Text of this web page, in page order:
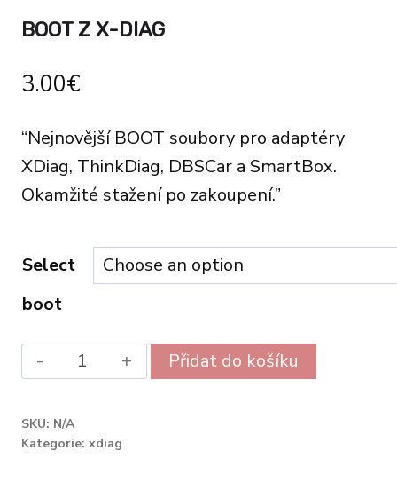
BOOT Z X-DIAG
3.00€
“Nejnovější BOOT soubory pro adaptéry
XDiag, ThinkDiag, DBSCar a SmartBox.
Okamžité stažení po zakoupení.”
Select
boot
BOOT
from
X-
DIAG
Přidat do košíku
SKU: N/A
Kategorie: xdiag